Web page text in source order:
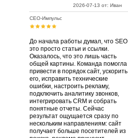
2026-07-13 от: Иван
СЕО-Импульс
До начала работы думал, что SEO
это просто статьи и ссылки.
Оказалось, что это лишь часть
общей картины. Команда помогла
привести в порядок сайт, ускорить
его, исправить технические
ошибки, настроить рекламу,
подключить аналитику звонков,
интегрировать CRM и собрать
понятные отчеты. Сейчас
результат ощущается сразу по
нескольким направлениям: сайт
получает больше посетителей из